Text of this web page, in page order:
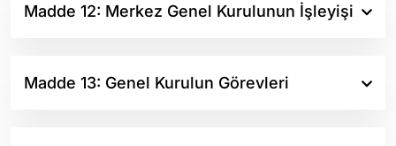
Madde 12: Merkez Genel Kurulunun İşleyişi
Madde 13: Genel Kurulun Görevleri